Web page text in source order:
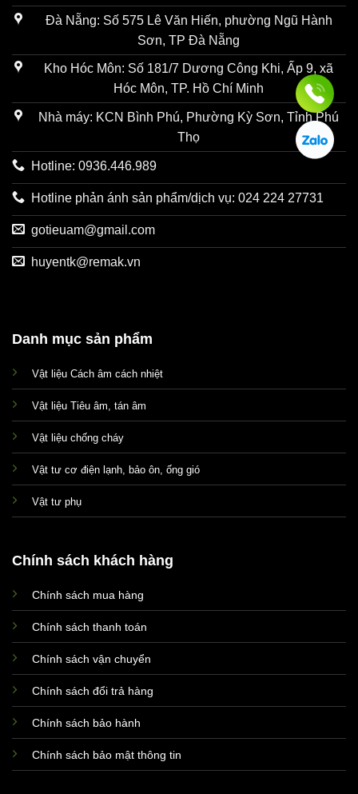
Đà Nẵng: Số 575 Lê Văn Hiến, phường Ngũ Hành
Sơn, TP Đà Nẵng
Kho Hóc Môn: Số 181/7 Dương Công Khi, Ấp 9, xã
Hóc Môn, TP. Hồ Chí Minh
Nhà máy: KCN Bình Phú, Phường Kỳ Sơn, Tỉnh Phú
Thọ
Hotline: 0936.446.989
Hotline phản ánh sản phẩm/dịch vụ: 024 224 27731
gotieuam@gmail.com
huyentk@remak.vn
Danh mục sản phẩm
Vật liệu Cách âm cách nhiệt
Vật liệu Tiêu âm, tán âm
Vật liệu chống cháy
Vật tư cơ điện lạnh, bảo ôn, ống gió
Vật tư phụ
Chính sách khách hàng
Chính sách mua hàng
Chính sách thanh toán
Chính sách vận chuyển
Chính sách đổi trả hàng
Chính sách bảo hành
Chính sách bảo mật thông tin
viên tư vấn của Remak